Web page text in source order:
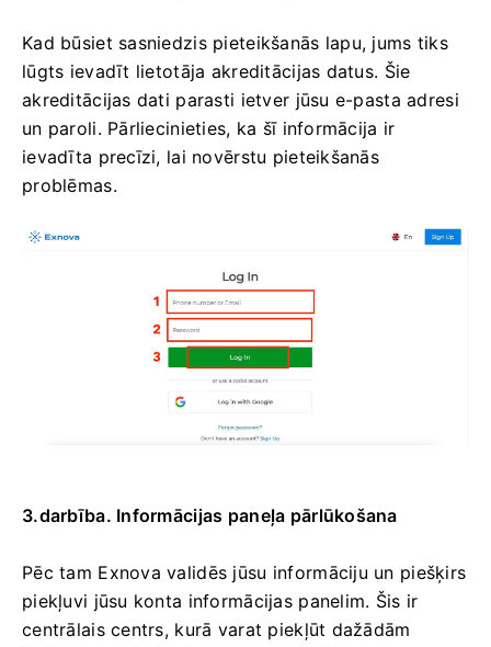
Kad būsiet sasniedzis pieteikšanās lapu, jums tiks
lūgts ievadīt lietotāja akreditācijas datus. Šie
akreditācijas dati parasti ietver jūsu e-pasta adresi
un paroli. Pārliecinieties, ka šī informācija ir
ievadīta precīzi, lai novērstu pieteikšanās
problēmas.
3.darbība. Informācijas paneļa pārlūkošana
Pēc tam Exnova validēs jūsu informāciju un piešķirs
piekļuvi jūsu konta informācijas panelim. Šis ir
centrālais centrs, kurā varat piekļūt dažādām